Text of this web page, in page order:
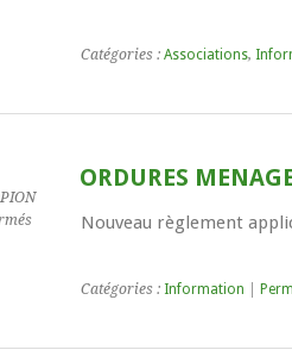
Catégories :Associations,
sur
ORDURES
Nouveau règlement
Catégories : Information